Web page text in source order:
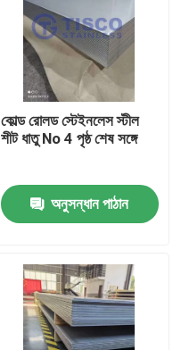
কোল্ড রোলড স্টেইনলেস স্টীল
শীট ধাতু No 4 পৃষ্ঠ শেষ সঙ্গে
অনুসন্ধান পাঠান